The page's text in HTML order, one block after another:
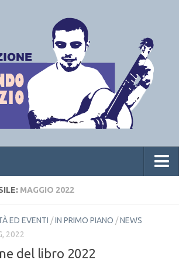
MAGGIO 2022
ED EVENTI /IN PRIMO PIANO /NEWS
2022
del libro 2022